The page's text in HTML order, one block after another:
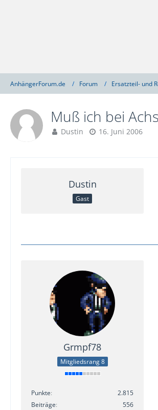
AnhängerForum.de Forum Ersatzteil- und
Muß ich bei
Dustin 16. Juni 2006
Dustin
Gast
Grmpf78
Mitgliedsrang 8
Punkte
2.815
Beiträge
556